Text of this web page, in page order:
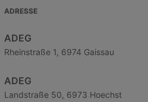
ADRESSE
ADEG
Rheinstraße 1, 6974 Gaissau
ADEG
Landstraße 50, 6973 Hoechst